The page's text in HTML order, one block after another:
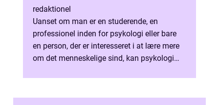
redaktionel
Uanset om man er en studerende, en
professionel inden for psykologi eller bare
en person, der er interesseret i at lære mere
om det menneskelige sind, kan psykologi